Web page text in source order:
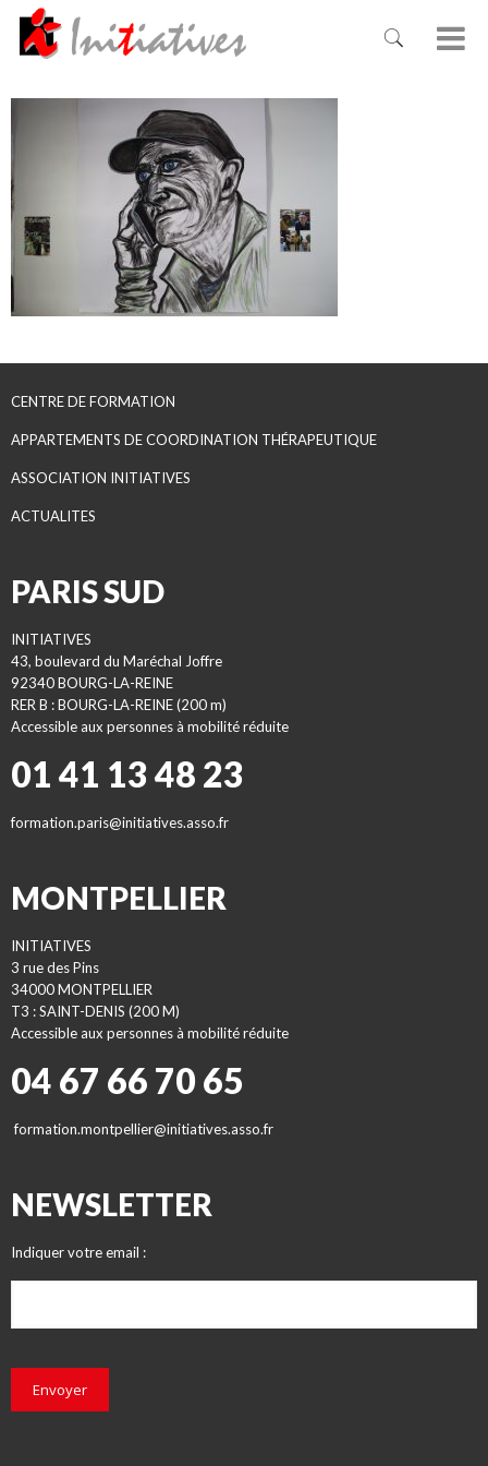
CENTRE DE FORMATION
APPARTEMENTS DE COORDINATION THÉRAPEUTIQUE
ASSOCIATION INITIATIVES
ACTUALITES
PARIS SUD
INITIATIVES
43, boulevard du Maréchal Joffre
92340 BOURG-LA-REINE
RER B : BOURG-LA-REINE (200 m)
Accessible aux personnes à mobilité réduite
01 41 13 48 23
formation.paris@initiatives.asso.fr
MONTPELLIER
INITIATIVES
3 rue des Pins
34000 MONTPELLIER
T3 : SAINT-DENIS (200 M)
Accessible aux personnes à mobilité réduite
04 67 66 70 65
formation.montpellier@initiatives.asso.fr
NEWSLETTER
Indiquer votre email :
Envoyer